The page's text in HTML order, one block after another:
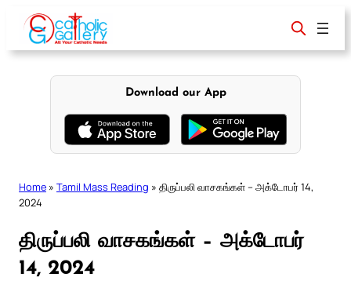
content
Download our App
Home » Tamil Mass Reading » திருப்பலி வாசகங்கள் – அக்டோபர் 14,
2024
திருப்பலி வாசகங்கள் – அக்டோபர்
14, 2024